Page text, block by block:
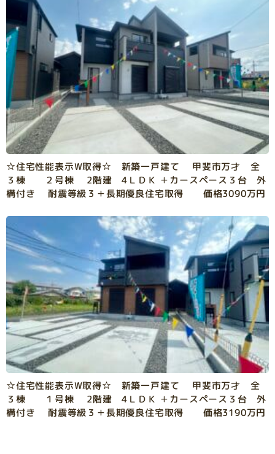
☆住宅性能表示W取得☆ 新築一戸建て 甲斐市万才 全
３棟 ２号棟 2階建 4ＬＤＫ ＋カースペース３台 外
構付き 耐震等級３＋長期優良住宅取得 価格3090万円
☆住宅性能表示W取得☆ 新築一戸建て 甲斐市万才 全
３棟 １号棟 2階建 4ＬＤＫ ＋カースペース３台 外
構付き 耐震等級３＋長期優良住宅取得 価格3190万円